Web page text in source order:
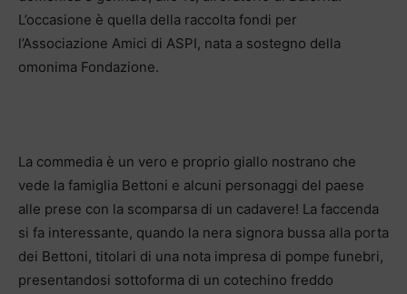
L’occasione è quella della raccolta fondi per
l’Associazione Amici di ASPI, nata a sostegno della
omonima Fondazione.
La commedia è un vero e proprio giallo nostrano che
vede la famiglia Bettoni e alcuni personaggi del paese
alle prese con la scomparsa di un cadavere! La faccenda
si fa interessante, quando la nera signora bussa alla porta
dei Bettoni, titolari di una nota impresa di pompe funebri,
presentandosi sottoforma di un cotechino freddo